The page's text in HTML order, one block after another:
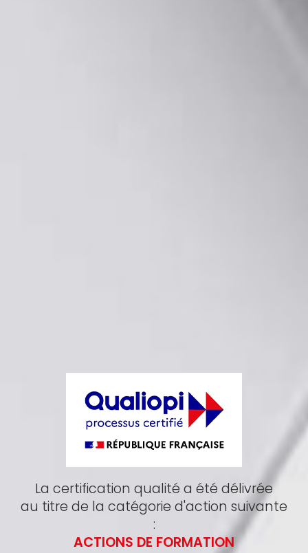
La certification qualité a été délivrée
au titre de la catégorie d'action suivante
:
ACTIONS DE FORMATION